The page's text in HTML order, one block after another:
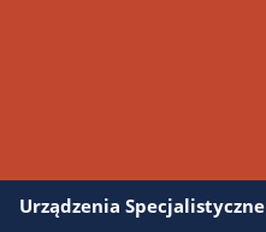
Urządzenia Specjalistyczne